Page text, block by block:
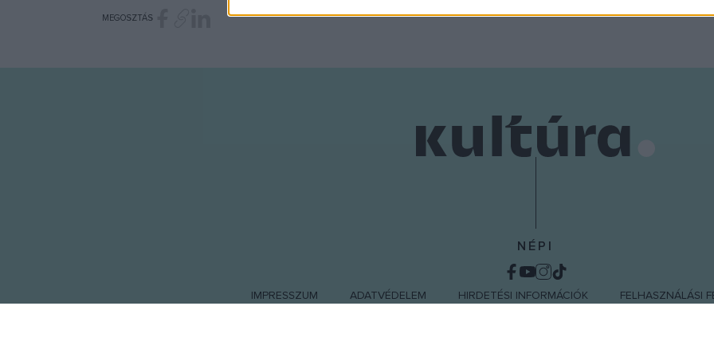
authentication functionality and fraud prevention, and other user protection.
MEGOSZTÁS
NÉPI
IMPRESSZUM ADATVÉDELEM HIRDETÉSI INFORMÁCIÓK FELHASZNÁLÁSI